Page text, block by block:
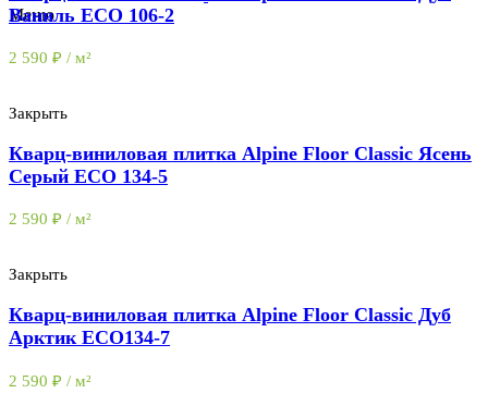
Меню
Ваниль ECO 106-2
2 590 ₽ / м²
Закрыть
Кварц-виниловая плитка Alpine Floor Classic Ясень
Серый ECO 134-5
2 590 ₽ / м²
Закрыть
Кварц-виниловая плитка Alpine Floor Classic Дуб
Арктик ЕСО134-7
2 590 ₽ / м²